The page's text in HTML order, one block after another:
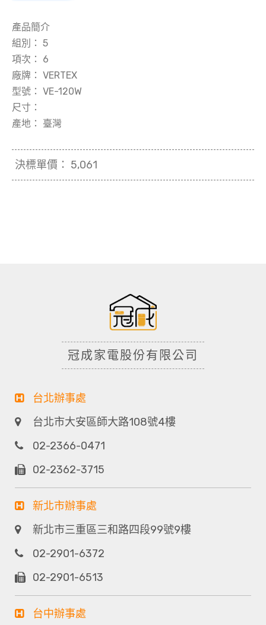
產品簡介
組別： 5
項次：
6
廠牌： VERTEX
型號： VE-120W
尺寸：
產地：
臺灣
決標單價： 5,061
冠成家電股份有限公司
台北辦事處
台北市大安區師大路108號4樓
02-2366-0471
02-2362-3715
新北市辦事處
新北市三重區三和路四段99號9樓
02-2901-6372
02-2901-6513
台中辦事處